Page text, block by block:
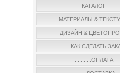
КАТАЛОГ
МАТЕРИАЛЫ &
ДИЗАЙН &
.....КАК СДЕЛАТЬ
...........ОПЛАТА